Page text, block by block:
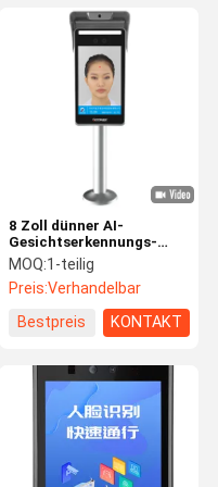
8 Zoll dünner AI-
Gesichtserkennungs-
Anschluss mit Fieber-
Entdeckung
MOQ:1-teilig
Preis:Verhandelbar
Bestpreis
KONTAKT